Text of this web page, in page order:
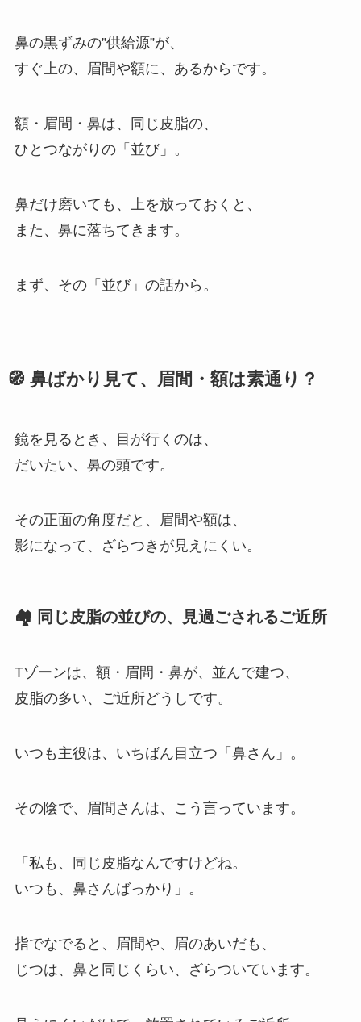
鼻の黒ずみの”供給源”が、
すぐ上の、眉間や額に、あるからです。
額・眉間・鼻は、同じ皮脂の、
ひとつながりの「並び」。
鼻だけ磨いても、上を放っておくと、
また、鼻に落ちてきます。
まず、その「並び」の話から。
🧭 鼻ばかり見て、眉間・額は素通り？
鏡を見るとき、目が行くのは、
だいたい、鼻の頭です。
その正面の角度だと、眉間や額は、
影になって、ざらつきが見えにくい。
🏘️ 同じ皮脂の並びの、見過ごされるご近所
Tゾーンは、額・眉間・鼻が、並んで建つ、
皮脂の多い、ご近所どうしです。
いつも主役は、いちばん目立つ「鼻さん」。
その陰で、眉間さんは、こう言っています。
「私も、同じ皮脂なんですけどね。
いつも、鼻さんばっかり」。
指でなでると、眉間や、眉のあいだも、
じつは、鼻と同じくらい、ざらついています。